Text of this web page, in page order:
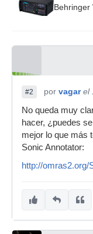
Behringer
#2 por vagar el
No queda muy
hacer, ¿puedes
mejor lo que más
Sonic Annotator:
http://omras2.org/